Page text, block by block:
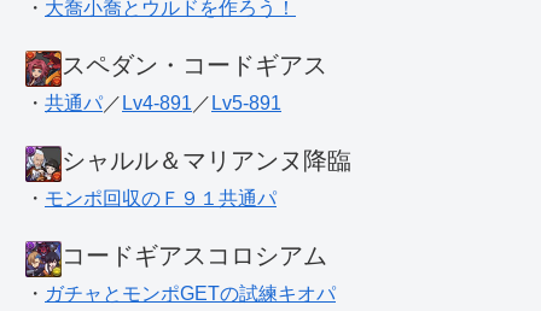
・ 大喬小喬とウルドを作ろう！
スペダン・コードギアス
・ 共通パ ／ Lv4-891 ／ Lv5-891
シャルル＆マリアンヌ降臨
・ モンポ回収のＦ９１共通パ
コードギアスコロシアム
・ ガチャとモンポGETの試練キオパ